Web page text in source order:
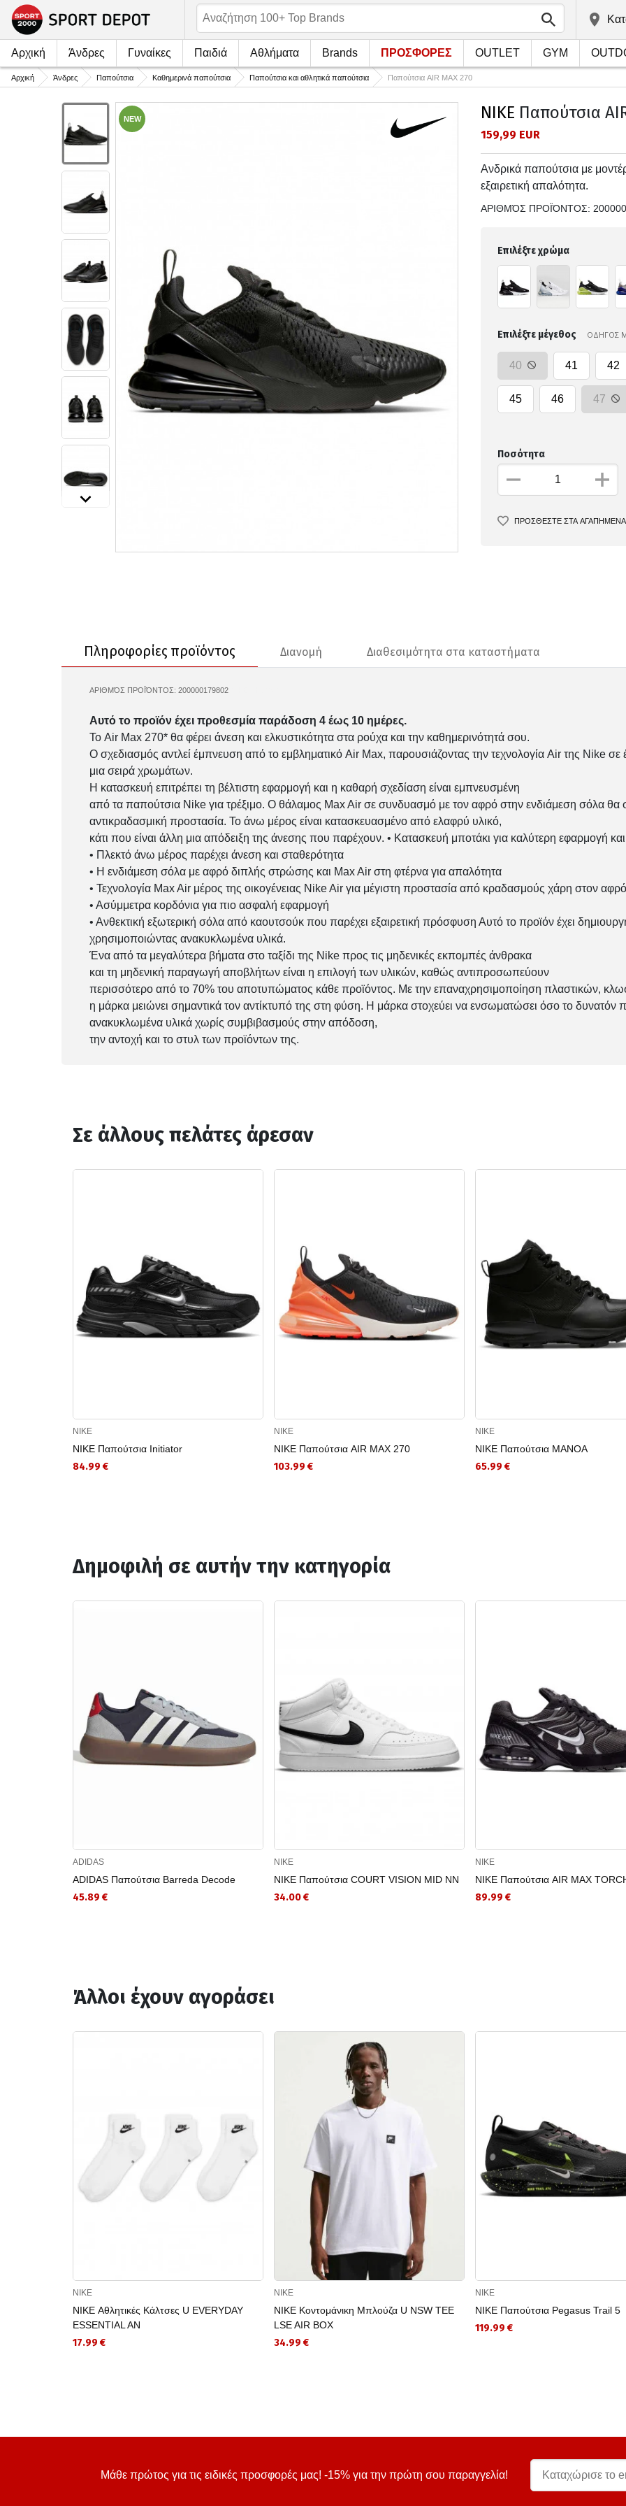
Αρχική Άνδρες Γυναίκες Παιδιά Αθλήματα Brands ΠΡΟΣΦΟΡΕΣ OUTLET GYM
Αρχική Άνδρες Παπούτσια Καθημερινά παπούτσια Παπούτσια και αθλητικά παπούτσια Παπούτσια AIR MAX 270
NEW NIKE Παπούτσια
159,99 EUR
Ανδρικά παπούτσια με
εξαιρετική απαλότητα.
ΑΡΙΘΜΌΣ ΠΡΟΪΌΝΤΟΣ:
Επιλέξτε χρώμα
Επιλέξτε μέγεθος ΟΔΗΓΟΣ
40 41 42
45 46 47
Ποσότητα
ΠΡΟΣΘΕΣΤΕ ΣΤΑ ΑΓΑΠΗΜΕΝΑ
Πληροφορίες προϊόντος Διανομή Διαθεσιμότητα στα καταστήματα
ΑΡΙΘΜΌΣ ΠΡΟΪΌΝΤΟΣ: 200000179802
Αυτό το προϊόν έχει προθεσμία παράδοση 4 έως 10 ημέρες.
Το Air Max 270* θα φέρει άνεση και ελκυστικότητα στα ρούχα και την καθημερινότητά σου.
Ο σχεδιασμός αντλεί έμπνευση από το εμβληματικό Air Max, παρουσιάζοντας την τεχνολογία Air της Nike σε
μια σειρά χρωμάτων.
Η κατασκευή επιτρέπει τη βέλτιστη εφαρμογή και η καθαρή σχεδίαση είναι εμπνευσμένη
από τα παπούτσια Nike για τρέξιμο. Ο θάλαμος Max Air σε συνδυασμό με τον αφρό στην ενδιάμεση σόλα θα
αντικραδασμική προστασία. Το άνω μέρος είναι κατασκευασμένο από ελαφρύ υλικό,
κάτι που είναι άλλη μια απόδειξη της άνεσης που παρέχουν. • Κατασκευή μποτάκι για καλύτερη εφαρμογή
• Πλεκτό άνω μέρος παρέχει άνεση και σταθερότητα
• Η ενδιάμεση σόλα με αφρό διπλής στρώσης και Max Air στη φτέρνα για απαλότητα
• Τεχνολογία Max Air μέρος της οικογένειας Nike Air για μέγιστη προστασία από κραδασμούς χάρη στον
• Ασύμμετρα κορδόνια για πιο ασφαλή εφαρμογή
• Ανθεκτική εξωτερική σόλα από καουτσούκ που παρέχει εξαιρετική πρόσφυση Αυτό το προϊόν έχει
χρησιμοποιώντας ανακυκλωμένα υλικά.
Ένα από τα μεγαλύτερα βήματα στο ταξίδι της Nike προς τις μηδενικές εκπομπές άνθρακα
και τη μηδενική παραγωγή αποβλήτων είναι η επιλογή των υλικών, καθώς αντιπροσωπεύουν
περισσότερο από το 70% του αποτυπώματος κάθε προϊόντος. Με την επαναχρησιμοποίηση πλαστικών,
η μάρκα μειώνει σημαντικά τον αντίκτυπό της στη φύση. Η μάρκα στοχεύει να ενσωματώσει όσο το δυνατόν
ανακυκλωμένα υλικά χωρίς συμβιβασμούς στην απόδοση,
την αντοχή και το στυλ των προϊόντων της.
Σε άλλους πελάτες άρεσαν
NIKE
NIKE Παπούτσια Initiator
84.99 €
NIKE
NIKE Παπούτσια AIR MAX 270
103.99 €
NIKE
NIKE Παπούτσια MANOA
65.99 €
Δημοφιλή σε αυτήν την κατηγορία
ADIDAS
ADIDAS Παπούτσια Barreda Decode
45.89 €
NIKE
NIKE Παπούτσια COURT VISION MID NN
34.00 €
NIKE
NIKE Παπούτσια AIR MAX
89.99 €
Άλλοι έχουν αγοράσει
NIKE
NIKE Αθλητικές Κάλτσες U EVERYDAY
ESSENTIAL AN
17.99 €
NIKE
NIKE Κοντομάνικη Μπλούζα U NSW TEE
LSE AIR BOX
34.99 €
NIKE
NIKE Παπούτσια Pegasus Trail 5
119.99 €
Μάθε πρώτος για τις ειδικές προσφορές μας! -15% για την πρώτη σου παραγγελία!